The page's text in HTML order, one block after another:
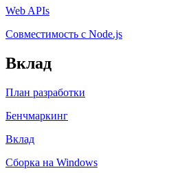
Web APIs
Совместимость с Node.js
Вклад
План разработки
Бенчмаркинг
Вклад
Сборка на Windows